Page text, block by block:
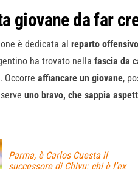
giovane da far
è dedicata al reparto offensivo
ha trovato nella fascia da
. Occorre affiancare un giovane,
uno bravo, che sappia
Parma, è Carlos Cuesta il
successore di Chivu: chi è l’ex